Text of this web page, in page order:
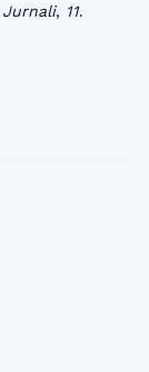
Jurnali, 11.